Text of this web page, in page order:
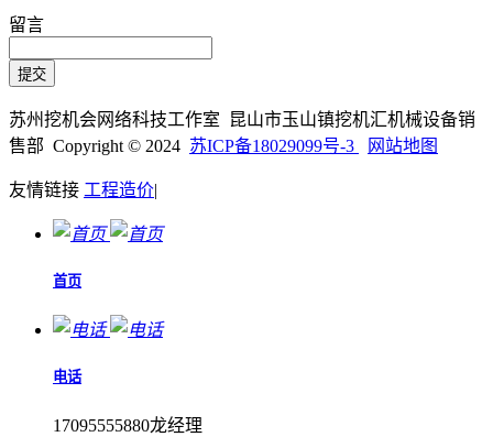
留言
苏州挖机会网络科技工作室 昆山市玉山镇挖机汇机械设备销
售部 Copyright © 2024 苏ICP备18029099号-3 网站地图
友情链接 工程造价|
首页
电话
17095555880龙经理